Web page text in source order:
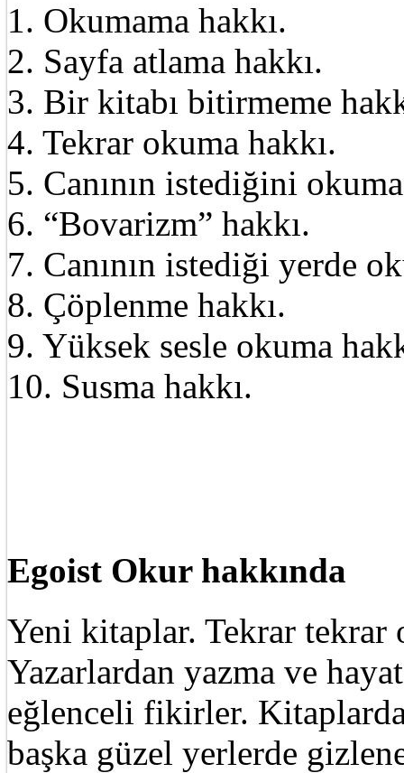
1. Okumama hakkı.
2. Sayfa atlama hakkı.
3. Bir kitabı bitirmeme
4. Tekrar okuma hakkı.
5. Canının istediğini
6. “Bovarizm” hakkı.
7. Canının istediği yerde
8. Çöplenme hakkı.
9. Yüksek sesle okuma
10. Susma hakkı.
Egoist Okur hakkında
Yeni kitaplar. Tekrar tekrar
Yazarlardan yazma ve
eğlenceli fikirler.
başka güzel yerlerde